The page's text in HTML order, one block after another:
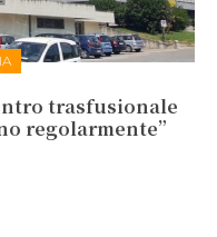
trasfusionale
regolarmente”